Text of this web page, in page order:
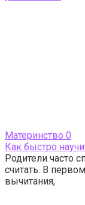
Материнство 0
Как быстро
Родители часто
считать. В
вычитания,